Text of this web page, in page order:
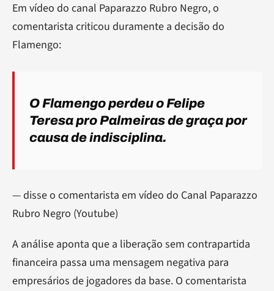
Em vídeo do canal Paparazzo Rubro Negro, o
comentarista criticou duramente a decisão do
Flamengo:
O Flamengo perdeu o Felipe
Teresa pro Palmeiras de graça por
causa de indisciplina.
— disse o comentarista em vídeo do Canal Paparazzo
Rubro Negro (Youtube)
A análise aponta que a liberação sem contrapartida
financeira passa uma mensagem negativa para
empresários de jogadores da base. O comentarista